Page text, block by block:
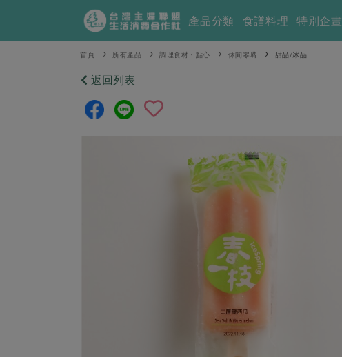
產品分類 食譜料理 特別企畫
首頁 所有產品 調理食材・點心 休閒零嘴 甜品/冰品
返回列表